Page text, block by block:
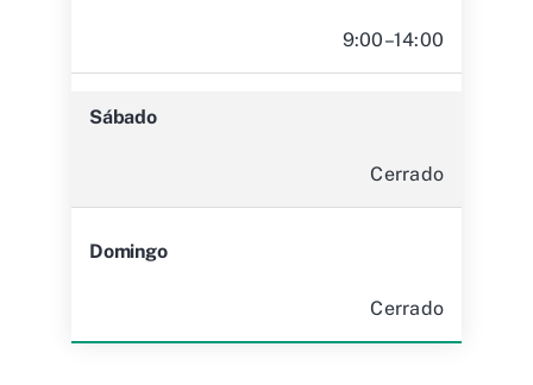
9:00–14:00
Sábado
Cerrado
Domingo
Cerrado